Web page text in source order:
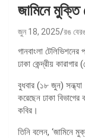
জামিনে মুক্তি
জুন 18, 2025 রঙ
গানবাংলা
ঢাকা কেন্দ্রীয়
বুধবার (১৮ জুন) সন্ধ্যা
করেছেন ঢাকা
কবির।
তিনি বলেন, ‘জামিনে